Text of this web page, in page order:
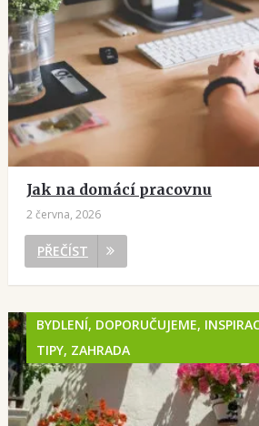
Jak na domácí pracovnu
2 června, 2026
PŘEČÍST
BYDLENÍ, DOPORUČUJEME,
TIPY, ZAHRADA